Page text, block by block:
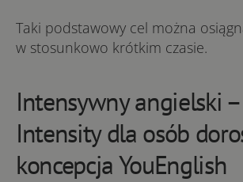
Taki podstawowy cel można
w stosunkowo krótkim czasie.
Intensywny angielski
Intensity dla osób
koncepcja YouEnglish